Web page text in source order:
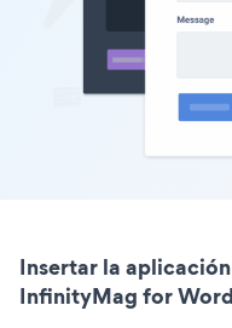
Insertar la
InfinityMag for